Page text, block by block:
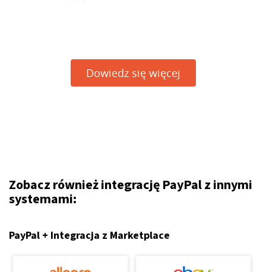
Dowiedz się więcej
Zobacz również integrację PayPal z innymi
systemami:
PayPal + Integracja z Marketplace